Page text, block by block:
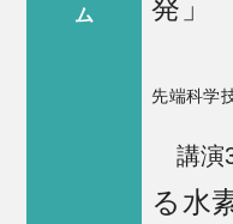
ム 発」
河
先端科学
講演
る水